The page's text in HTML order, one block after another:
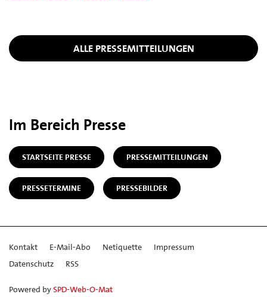
ALLE PRESSEMITTEILUNGEN
Im Bereich Presse
STARTSEITE PRESSE PRESSEMITTEILUNGEN
PRESSETERMINE PRESSEBILDER
Kontakt E-Mail-Abo Netiquette
Impressum
Datenschutz
RSS
Powered bySPD-Web-O-Mat